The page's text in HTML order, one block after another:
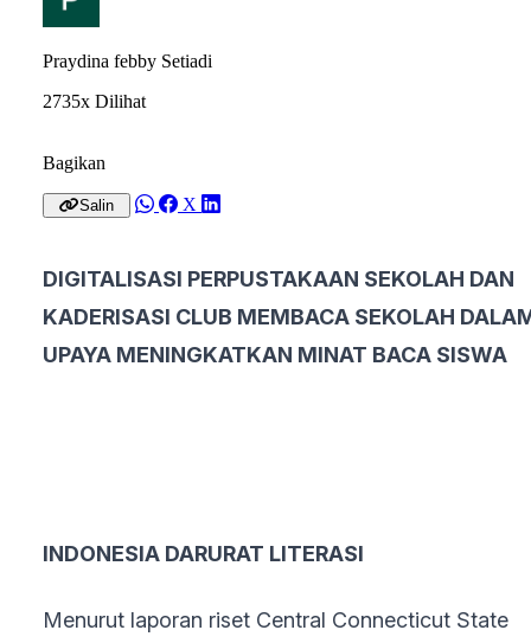
Praydina febby Setiadi
2735x Dilihat
Bagikan
Salin X
DIGITALISASI PERPUSTAKAAN SEKOLAH DAN
KADERISASI CLUB MEMBACA SEKOLAH
UPAYA MENINGKATKAN MINAT BACA SISWA
INDONESIA DARURAT LITERASI
Menurut laporan riset Central Connecticut State